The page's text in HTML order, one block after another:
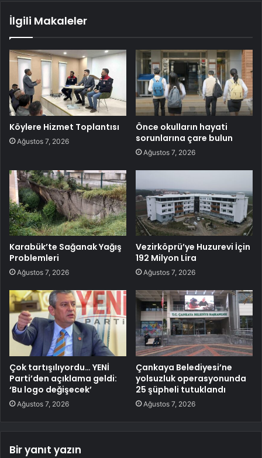
İlgili Makaleler
Köylere Hizmet Toplantısı
Ağustos 7, 2026
Önce okulların hayati
sorunlarına çare bulun
Ağustos 7, 2026
Karabük’te Sağanak Yağış
Problemleri
Ağustos 7, 2026
Vezirköprü’ye Huzurevi İçin
192 Milyon Lira
Ağustos 7, 2026
Çok tartışılıyordu… YENİ
Parti’den açıklama geldi:
‘Bu logo değişecek’
Ağustos 7, 2026
Çankaya Belediyesi’ne
yolsuzluk operasyonunda
25 şüpheli tutuklandı
Ağustos 7, 2026
Bir yanıt yazın